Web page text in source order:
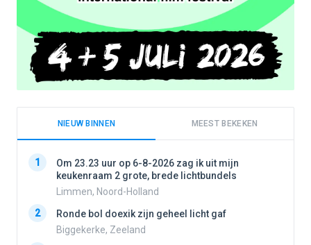
NIEUW BINNEN MEEST BEKEKEN
1
Om 23.23 uur op 6-8-2026 zag ik uit mijn
keukenraam 2 grote, brede lichtbundels
Limmen, Noord-Holland
2
Ronde bol doexik zijn geheel licht gaf
Biggekerke, Zeeland